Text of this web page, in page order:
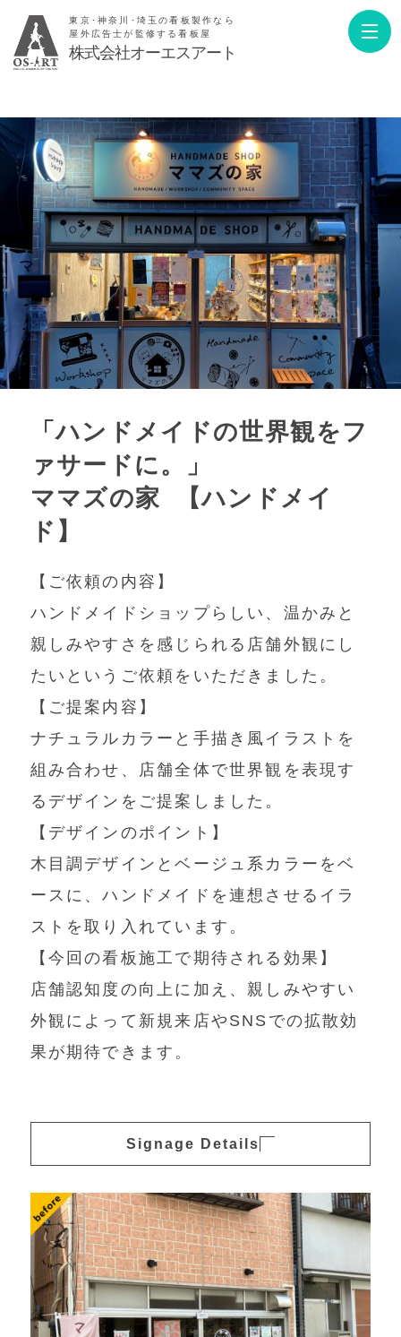
東京･神奈川･埼玉の看板製作なら
屋外広告士が監修する看板屋
株式会社オーエスアート
Signage Details
「ハンドメイドの世界観をフ
ァサードに。」
ママズの家 【ハンドメイ
ド】
【ご依頼の内容】
ハンドメイドショップらしい、温かみと
親しみやすさを感じられる店舗外観にし
たいというご依頼をいただきました。
【ご提案内容】
ナチュラルカラーと手描き風イラストを
組み合わせ、店舗全体で世界観を表現す
るデザインをご提案しました。
【デザインのポイント】
木目調デザインとベージュ系カラーをベ
ースに、ハンドメイドを連想させるイラ
ストを取り入れています。
【今回の看板施工で期待される効果】
店舗認知度の向上に加え、親しみやすい
外観によって新規来店やSNSでの拡散効
果が期待できます。